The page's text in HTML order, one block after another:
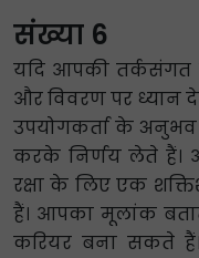
संख्या 6
यदि आपकी तर्कसंगत
और विवरण पर ध्यान
उपयोगकर्ता के अनुभव
करके निर्णय लेते हैं।
रक्षा के लिए एक
हैं। आपका मूलांक
करियर बना सकते